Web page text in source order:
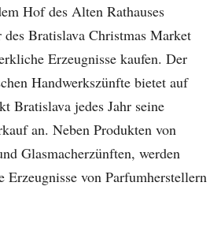
Hof des Alten Rathauses
des Bratislava Christmas Market
Erzeugnisse kaufen. Der
Handwerkszünfte bietet auf
Bratislava jedes Jahr seine
an. Neben Produkten von
Glasmacherzünften, werden
Erzeugnisse von Parfumherstellern